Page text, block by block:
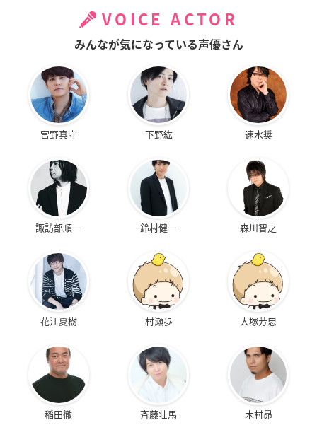
VOICE ACTOR
みんなが気になっている声優さん
宮野真守 下野紘 速水奨
諏訪部順一 鈴村健一 森川智之
花江夏樹 村瀬歩 大塚芳忠
稲田徹 斉藤壮馬 木村昴